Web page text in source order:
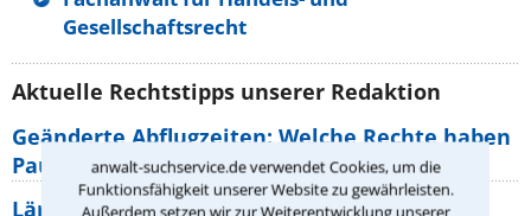
anwalt-suchservice.de verwendet Cookies, um die
Funktionsfähigkeit unserer Website zu gewährleisten.
Außerdem setzen wir zur Weiterentwicklung unserer
Gesellschaftsrecht
Aktuelle Rechtstipps unserer Redaktion
Geänderte Abflugzeiten: Welche Rechte haben
Pauschalurlauber?
Lärm von den Nachbarn: Welche Rechte